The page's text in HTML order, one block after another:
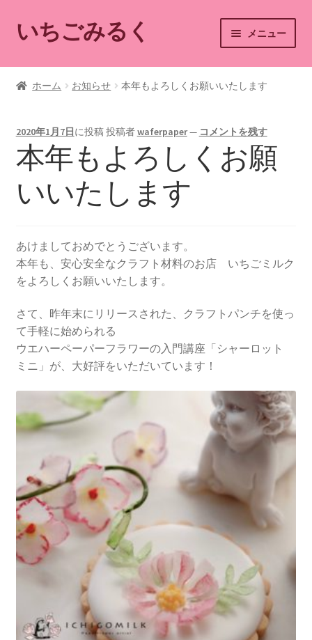
ナ
ビ
ー
ン
へ
ス
キ
ッ
コ
ン
ン
ス
キ
ッ
プ
いちごみるく メニュー
ホーム
カート
マイアカウント
お問い合わせ
ブログ
講座
ホーム お知らせ 本年もよろしくお願いいたします
2020年1月7日に投稿投稿者waferpaper— コメントを残す
本年もよろしくお願
いいたします
あけましておめでとうございます。
本年も、安心安全なクラフト材料のお店 いちごミルク
をよろしくお願いいたします。
さて、昨年末にリリースされた、クラフトパンチを使っ
て手軽に始められる
ウエハーペーパーフラワーの入門講座「シャーロット
ミニ」が、大好評をいただいています！